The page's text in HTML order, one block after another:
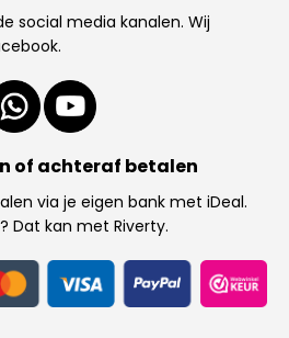
social media kanalen. Wij
of achteraf betalen
via je eigen bank met iDeal.
Dat kan met Riverty.